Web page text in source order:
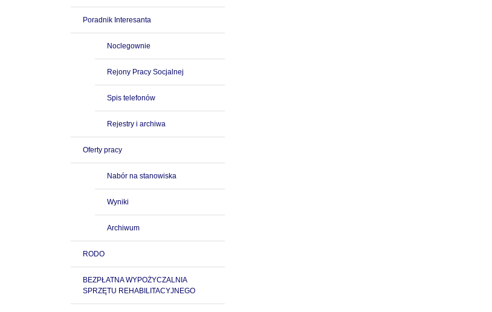
Poradnik Interesanta
Noclegownie
Rejony Pracy Socjalnej
Spis telefonów
Rejestry i archiwa
Oferty pracy
Nabór na stanowiska
Wyniki
Archiwum
RODO
BEZPŁATNA WYPOŻYCZALNIA
SPRZĘTU REHABILITACYJNEGO